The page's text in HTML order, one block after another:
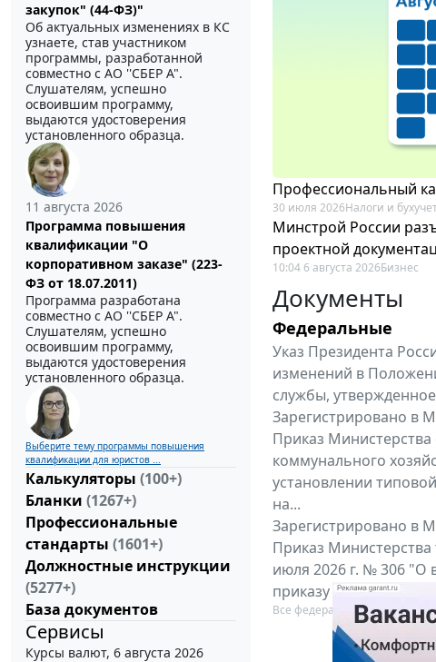
закупок" (44-ФЗ)"
Об актуальных изменениях в КС
узнаете, став участником
программы, разработанной
совместно с АО ''СБЕР А".
Слушателям, успешно
освоившим программу,
выдаются удостоверения
установленного образца.
11 августа 2026
Программа повышения
квалификации "О
корпоративном заказе" (223-
ФЗ от 18.07.2011)
Программа разработана
совместно с АО ''СБЕР А".
Слушателям, успешно
освоившим программу,
выдаются удостоверения
установленного образца.
Выберите тему программы повышения
квалификации для юристов ...
Калькуляторы (100+)
Бланки (1267+)
Профессиональные
стандарты (1601+)
Должностные инструкции
(5277+)
База документов
Сервисы
Курсы валют, 6 августа 2026
Профессиональный
30 июля 2026Налоги и
Минстрой России
проектной
10:04 6 августа 2026Бизнес
Документы
Федеральные
Указ Президента
изменений в
службы,
Зарегистрировано в
Приказ
коммунального
установлении
на...
Зарегистрировано в
Приказ
июля 2026 г. № 306 "О
приказу
Все федеральные документы